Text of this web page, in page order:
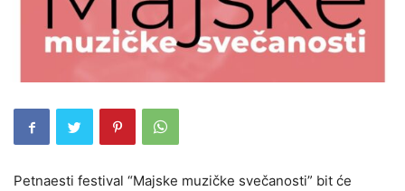
Petnaesti festival “Majske muzičke svečanosti” bit će